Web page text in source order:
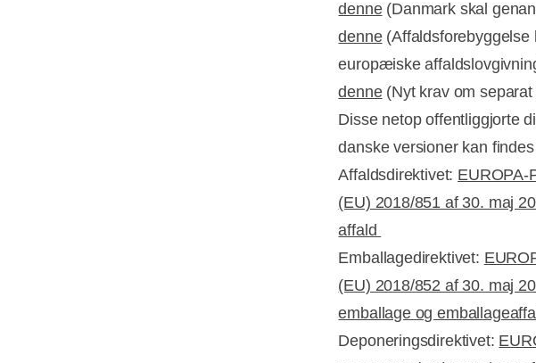
denne(Danmark skal
denne(Affaldsforebyggelse
europæiske
denne(Nyt krav om separat
Disse netop offentliggjorte
danske versioner kan
Affaldsdirektivet: EUROPA-
(EU) 2018/851 af 30. maj
affald
Emballagedirektivet:
(EU) 2018/852 af 30. maj
emballage og
Deponeringsdirektivet: